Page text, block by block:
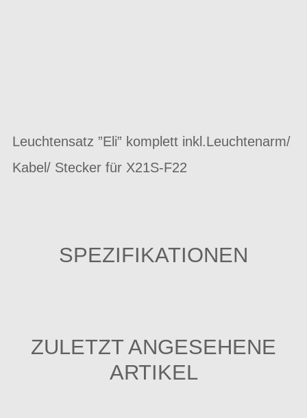
Leuchtensatz ”Eli” komplett inkl.Leuchtenarm/
Kabel/ Stecker für X21S-F22
SPEZIFIKATIONEN
ZULETZT ANGESEHENE
ARTIKEL